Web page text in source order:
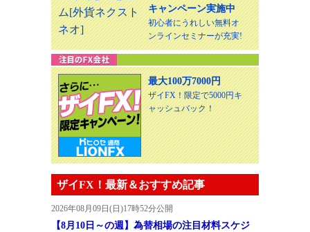
キャンペーン実施中
初心者にうれしい無料オ
ンラインセミナーが充実!
最大100万7000円
ザイFX！限定で5000円キ
ャッシュバック！
ザイFX！最新＆おすすめ記事
2026年08月09日(日)17時52分公開
【8月10日～の週】為替相場の注目材料スケジ